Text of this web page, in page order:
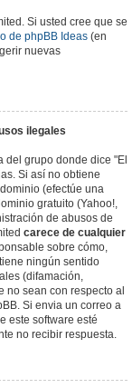
Si usted cree que se
de phpBB Ideas (en
nuevas
ilegales
del grupo donde dice "El
Si así no obtiene
(efectúe una
gratuito (Yahoo!,
de abusos de
carece de cualquier
sobre cómo,
ningún sentido
(difamación,
no sean con respecto al
Si envia un correo a
este software esté
no recibir respuesta.